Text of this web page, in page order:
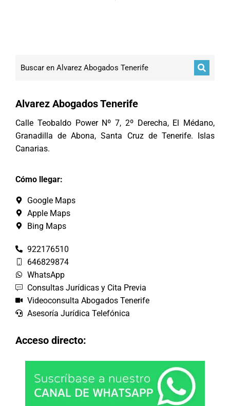
Alvarez Abogados Tenerife
Calle Teobaldo Power Nº 7, 2º Derecha, El Médano,
Granadilla de Abona, Santa Cruz de Tenerife. Islas
Canarias.
Cómo llegar:
Google Maps
Apple Maps
Bing Maps
922176510
646829874
WhatsApp
Consultas Jurídicas y Cita Previa
Videoconsulta Abogados Tenerife
Asesoría Jurídica Telefónica
Acceso directo: